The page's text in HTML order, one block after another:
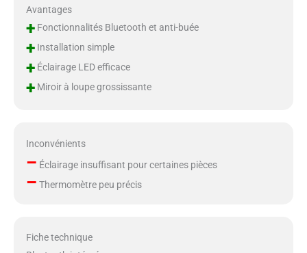
Avantages
+Fonctionnalités Bluetooth et anti-buée
+Installation simple
+Éclairage LED efficace
+Miroir à loupe grossissante
Inconvénients
– Éclairage insuffisant pour certaines pièces
– Thermomètre peu précis
Fiche technique